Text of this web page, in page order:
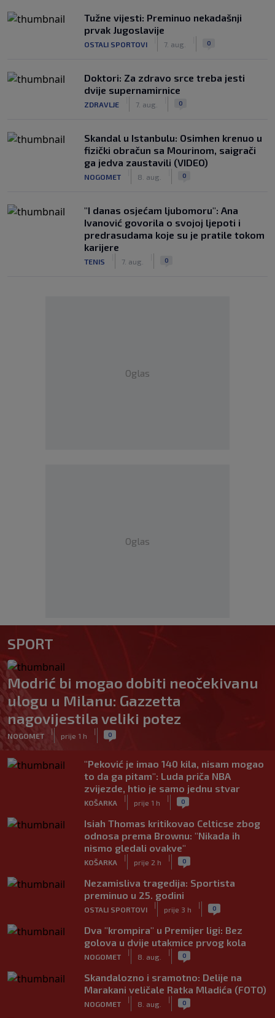
Tužne vijesti: Preminuo nekadašnji
prvak Jugoslavije
OSTALI SPORTOVI 7. aug. 0
Doktori: Za zdravo srce treba jesti
dvije supernamirnice
ZDRAVLJE 7. aug. 0
Skandal u Istanbulu: Osimhen krenuo u
fizički obračun sa Mourinom, saigrači
ga jedva zaustavili (VIDEO)
NOGOMET 8. aug. 0
"I danas osjećam ljubomoru": Ana
Ivanović govorila o svojoj ljepoti i
predrasudama koje su je pratile tokom
karijere
TENIS 7. aug. 0
Oglas
Oglas
SPORT
Modrić bi mogao dobiti neočekivanu
ulogu u Milanu: Gazzetta
nagovijestila veliki potez
NOGOMET
|
prije 1 h
| 0
"Peković je imao 140 kila, nisam mogao
to da ga pitam": Luda priča NBA
zvijezde, htio je samo jednu stvar
KOŠARKA
|
prije 1 h
| 0
Isiah Thomas kritikovao Celticse zbog
odnosa prema Brownu: "Nikada ih
nismo gledali ovakve"
KOŠARKA
|
prije 2 h
| 0
Nezamisliva tragedija: Sportista
preminuo u 25. godini
OSTALI SPORTOVI
|
prije 3 h
| 0
Dva "krompira" u Premijer ligi: Bez
golova u dvije utakmice prvog kola
NOGOMET
|
8. aug.
| 0
Skandalozno i sramotno: Delije na
Marakani veličale Ratka Mladića (FOTO)
NOGOMET
|
8. aug.
| 0